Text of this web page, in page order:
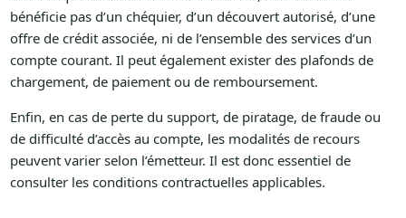
bénéficie pas d’un chéquier, d’un découvert autorisé, d’une
offre de crédit associée, ni de l’ensemble des services d’un
compte courant. Il peut également exister des plafonds de
chargement, de paiement ou de remboursement.
Enfin, en cas de perte du support, de piratage, de fraude ou
de difficulté d’accès au compte, les modalités de recours
peuvent varier selon l’émetteur. Il est donc essentiel de
consulter les conditions contractuelles applicables.